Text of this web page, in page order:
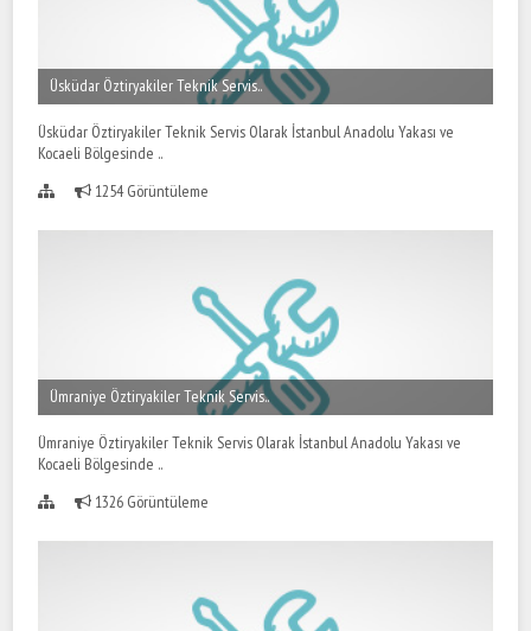
Üsküdar Öztiryakiler Teknik Servis..
Üsküdar Öztiryakiler Teknik Servis Olarak İstanbul Anadolu Yakası ve
Kocaeli Bölgesinde ..
1254 Görüntüleme
Ümraniye Öztiryakiler Teknik Servis..
Ümraniye Öztiryakiler Teknik Servis Olarak İstanbul Anadolu Yakası ve
Kocaeli Bölgesinde ..
1326 Görüntüleme